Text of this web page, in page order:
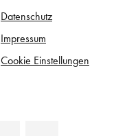
Datenschutz
Impressum
Cookie Einstellungen